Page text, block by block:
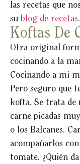
las recetas que
su blog de recetas.
Koftas De
Otra original
cocinando a la
Cocinando a mi
Pero seguro que
kofta. Se trata de
carne picadas
o los Balcanes.
acompañarlos
tomate. ¿Quién da